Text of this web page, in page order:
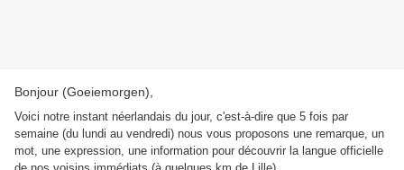
Bonjour (Goeiemorgen),
Voici notre instant néerlandais du jour, c'est-à-dire que 5 fois par
semaine (du lundi au vendredi) nous vous proposons une remarque, un
mot, une expression, une information pour découvrir la langue officielle